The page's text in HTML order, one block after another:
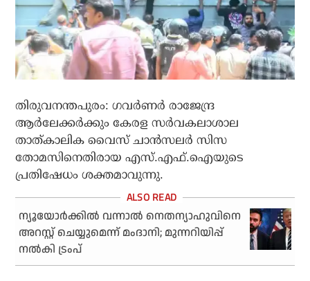
തിരുവനന്തപുരം: ഗവര്‍ണര്‍ രാജേന്ദ്ര
ആര്‍ലേക്കര്‍ക്കും കേരള സര്‍വകലാശാല
താത്കാലിക വൈസ് ചാന്‍സലര്‍ സിസ
തോമസിനെതിരായ എസ്.എഫ്.ഐയുടെ
പ്രതിഷേധം ശക്തമാവുന്നു.
ന്യൂയോര്‍ക്കില്‍ വന്നാല്‍ നെതന്യാഹുവിനെ
അറസ്റ്റ് ചെയ്യുമെന്ന് മംദാനി; മുന്നറിയിപ്പ്
നല്‍കി ട്രംപ്